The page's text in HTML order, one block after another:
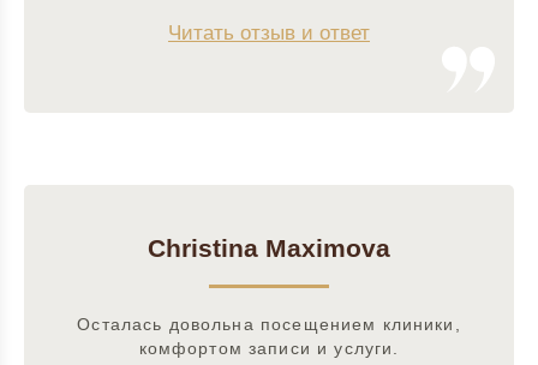
Читать отзыв и ответ
Christina Maximova
Осталась довольна посещением клиники,
комфортом записи и услуги.